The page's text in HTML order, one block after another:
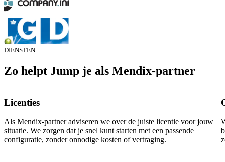
DIENSTEN
Zo helpt Jump je als Mendix-partner
Licenties
Als Mendix-partner adviseren we over de juiste licentie voor jouw
situatie. We zorgen dat je snel kunt starten met een passende
configuratie, zonder onnodige kosten of vertraging.